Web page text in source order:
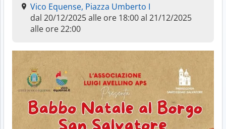
Vico Equense, Piazza Umberto I
dal 20/12/2025 alle ore 18:00 al 21/12/2025
alle ore 22:00